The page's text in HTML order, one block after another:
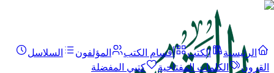
الرئيسية الكتب أقسام الكتب المؤلفون
السلاسل
القرون
الكلمات المفتاحية
كتبي المفضلة